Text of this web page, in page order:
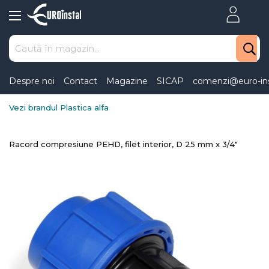
to
Content
Despre noi Contact Magazine SICAP comenzi@euro-
Vezi brandul Plastica alfa
Racord compresiune PEHD, filet interior, D 25 mm x 3/4"
images